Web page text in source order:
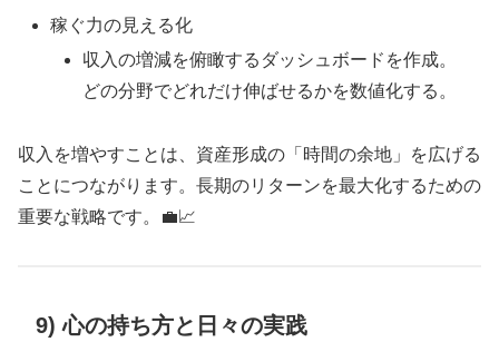
稼ぐ力の見える化
収入の増減を俯瞰するダッシュボードを作成。
どの分野でどれだけ伸ばせるかを数値化する。
収入を増やすことは、資産形成の「時間の余地」を広げる
ことにつながります。長期のリターンを最大化するための
重要な戦略です。💼📈
9) 心の持ち方と日々の実践